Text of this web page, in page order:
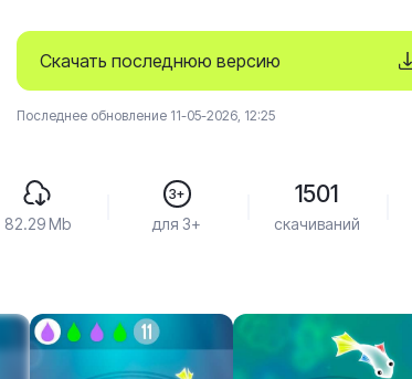
Скачать последнюю версию
Последнее обновление 11-05-2026, 12:25
82.29 Mb
3+
для 3+
1501
скачиваний